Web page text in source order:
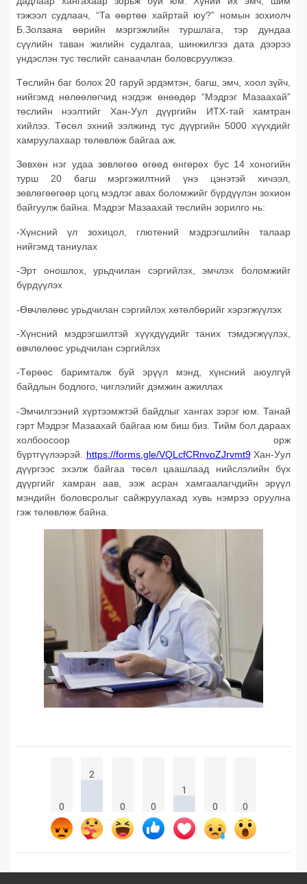
тэжээл судлаач, “Та өөртөө хайртай юу?” номын зохиолч
Б.Золзаяа өөрийн мэргэжлийн туршлага, тэр дундаа
сүүлийн таван жилийн судалгаа, шинжилгээ дата дээрээ
үндэслэн тус төслийг санаачлан боловсруулжээ.
Төслийн баг болох 20 гаруй эрдэмтэн, багш, эмч, хоол зүйч,
нийгэмд нөлөөлөгчид нэгдэж өнөөдөр “Мэдрэг Мазаахай”
төслийн нээлтийг Хан-Уул дүүргийн ИТХ-тай хамтран
хийлээ. Төсөл эхний ээлжинд тус дүүргийн 5000 хүүхдийг
хамруулахаар төлөвлөж байгаа аж.
Зөвхөн нэг удаа зөвлөгөө өгөөд өнгөрөх бус 14 хоногийн
турш 20 багш мэргэжилтний үнэ цэнэтэй хичээл,
зөвлөгөөгөөр цогц мэдлэг авах боломжийг бүрдүүлэн зохион
байгуулж байна. Мэдрэг Мазаахай төслийн зорилго нь:
-Хүнсний үл зохицол, глютений мэдрэгшлийн талаар
нийгэмд таниулах
-Эрт оношлох, урьдчилан сэргийлэх, эмчлэх боломжийг
бүрдүүлэх
-Өвчлөлөөс урьдчилан сэргийлэх хөтөлбөрийг хэрэгжүүлэх
-Хүнсний мэдрэгшилтэй хүүхдүүдийг таних тэмдэгжүүлэх,
өвчлөлөөс урьдчилан сэргийлэх
-Төрөөс баримталж буй эрүүл мэнд, хүнсний аюулгүй
байдлын бодлого, чиглэлийг дэмжин ажиллах
-Эмчилгээний хүртээмжтэй байдлыг хангах зэрэг юм. Танай
гэрт Мэдрэг Мазаахай байгаа юм биш биз. Тийм бол дараах
холбоосоор орж
бүртгүүлээрэй. https://forms.gle/VQLcfCRnvoZJrvmt9Хан-Уул
дүүргээс эхэлж байгаа төсөл цаашлаад нийслэлийн бүх
дүүргийг хамран аав, ээж асран хамгаалагчдийн эрүүл
мэндийн боловсролыг сайжруулахад хувь нэмрээ оруулна
гэж төлөвлөж байна.
0
2
0 0
1
0
0